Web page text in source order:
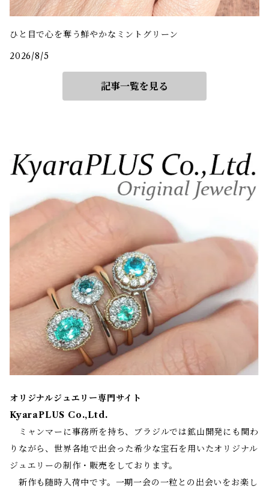
ひと目で心を奪う鮮やかなミントグリーン
2026/8/5
記事一覧を見る
オリジナルジュエリー専門サイト
KyaraPLUS Co.,Ltd.
ミャンマーに事務所を持ち、ブラジルでは鉱山開発にも関わ
りながら、世界各地で出会った希少な宝石を用いたオリジナル
ジュエリーの制作・販売をしております。
新作も随時入荷中です。一期一会の一粒との出会いをお楽し